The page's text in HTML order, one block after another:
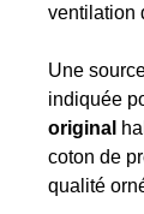
ventilation
Une
indiquée
original
coton de
qualité